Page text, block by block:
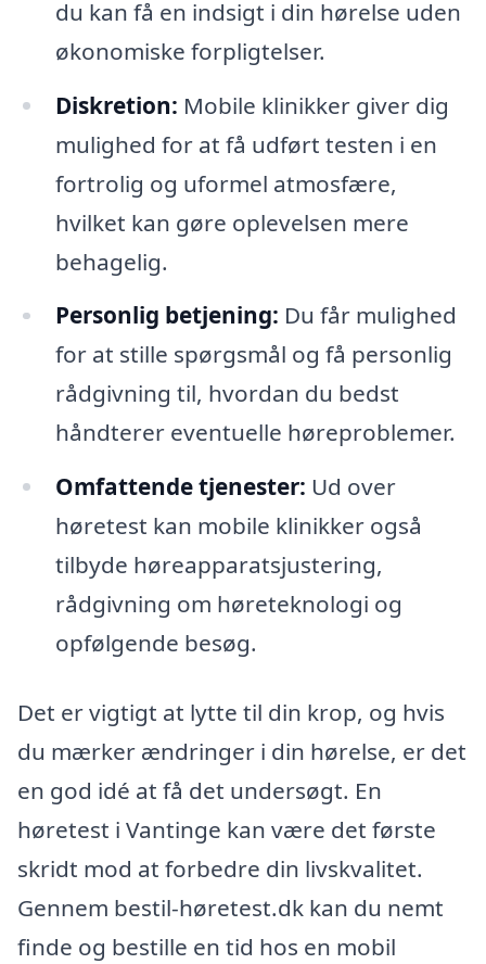
du kan få en indsigt i din hørelse uden
økonomiske forpligtelser.
Diskretion: Mobile klinikker giver dig
mulighed for at få udført testen i en
fortrolig og uformel atmosfære,
hvilket kan gøre oplevelsen mere
behagelig.
Personlig betjening: Du får mulighed
for at stille spørgsmål og få personlig
rådgivning til, hvordan du bedst
håndterer eventuelle høreproblemer.
Omfattende tjenester: Ud over
høretest kan mobile klinikker også
tilbyde høreapparatsjustering,
rådgivning om høreteknologi og
opfølgende besøg.
Det er vigtigt at lytte til din krop, og hvis
du mærker ændringer i din hørelse, er det
en god idé at få det undersøgt. En
høretest i Vantinge kan være det første
skridt mod at forbedre din livskvalitet.
Gennem bestil-høretest.dk kan du nemt
finde og bestille en tid hos en mobil